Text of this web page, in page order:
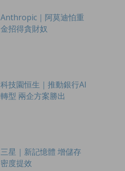
Anthropic｜阿莫迪怕重
金招得貪財奴
科技園恒生｜推動銀行AI
轉型 兩企方案勝出
三星｜新記憶體 增儲存
密度提效